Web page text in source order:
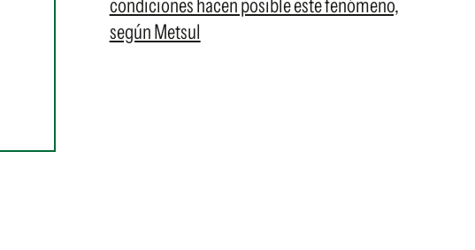
condiciones hacen posible este fenómeno,
según Metsul